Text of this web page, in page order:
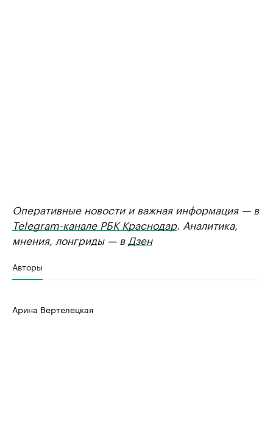
Оперативные новости и важная информация — в
Telegram-канале РБК Краснодар. Аналитика,
мнения, лонгриды — в Дзен
Авторы
Арина Вертелецкая